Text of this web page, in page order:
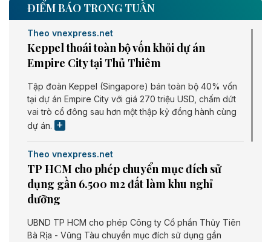
ĐIỂM BÁO TRONG TUẦN
Theo vnexpress.net
Keppel thoái toàn bộ vốn khỏi dự án
Empire City tại Thủ Thiêm
Tập đoàn Keppel (Singapore) bán toàn bộ 40% vốn
tại dự án Empire City với giá 270 triệu USD, chấm dứt
vai trò cổ đông sau hơn một thập kỷ đồng hành cùng
dự án.
Theo vnexpress.net
TP HCM cho phép chuyển mục đích sử
dụng gần 6.500 m2 đất làm khu nghỉ
dưỡng
UBND TP HCM cho phép Công ty Cổ phần Thủy Tiên
Bà Rịa - Vũng Tàu chuyển mục đích sử dụng gần